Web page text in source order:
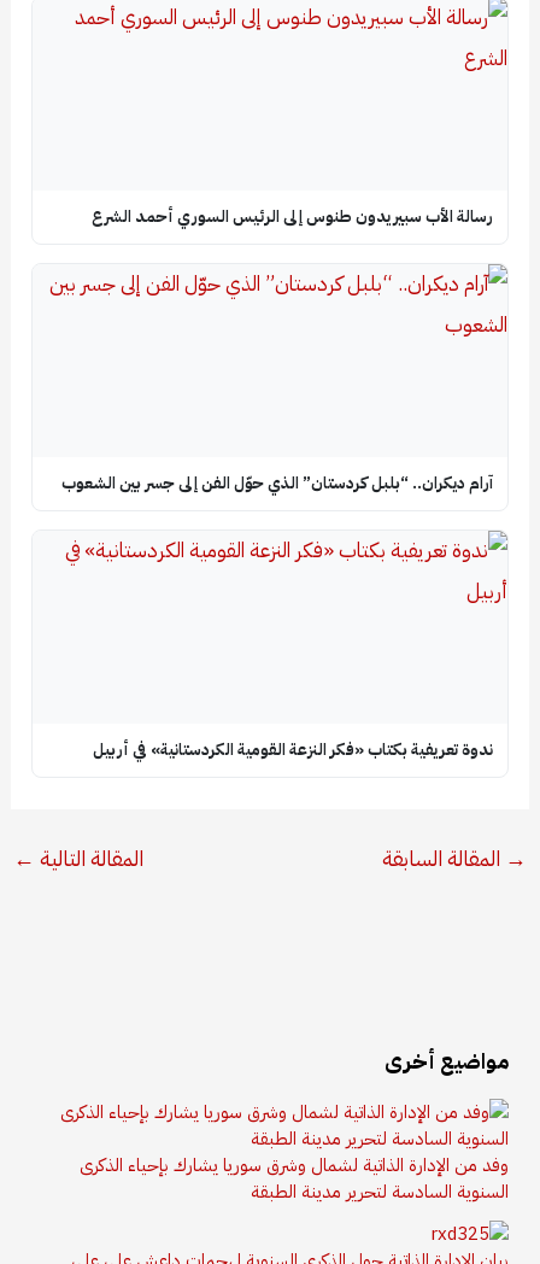
رسالة الأب سبيريدون طنوس إلى الرئيس السوري أحمد الشرع
آرام ديكران.. “بلبل كردستان” الذي حوّل الفن إلى جسر بين الشعوب
ندوة تعريفية بكتاب «فكر النزعة القومية الكردستانية» في أربيل
→ المقالة السابقة المقالة التالية ←
مواضيع أخرى
وفد من الإدارة الذاتية لشمال وشرق سوريا يشارك بإحياء الذكرى
السنوية السادسة لتحرير مدينة الطبقة